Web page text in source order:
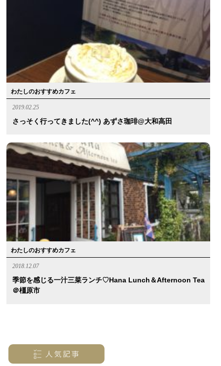
わたしのおすすめカフェ
2019.02.25
さっそく行ってきました(^^) あずさ珈琲@大和高田
わたしのおすすめカフェ
2018.12.07
季節を感じる一汁三菜ランチ♡Hana Lunch＆Afternoon Tea
＠橿原市